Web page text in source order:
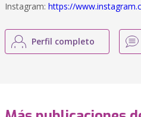
Instagram: https://
Perfil completo